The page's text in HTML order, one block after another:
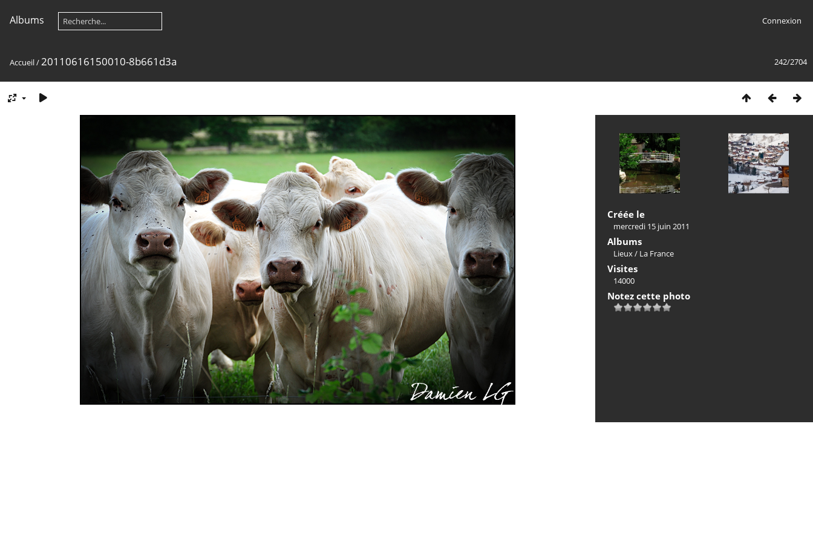
Albums Connexion
242/2704
Accueil/20110616150010-8b661d3a
Créée le
mercredi 15 juin 2011
Albums
Lieux/ La France
Visites
14000
Notez cette photo